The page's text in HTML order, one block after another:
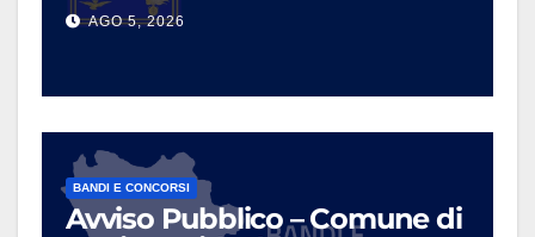
AGO 5, 2026
BANDI E CONCORSI
Avviso Pubblico – Comune di